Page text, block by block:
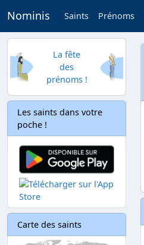
Nominis Saints Prénoms
La fête
des
prénoms !
Les saints dans votre
poche !
Carte des saints